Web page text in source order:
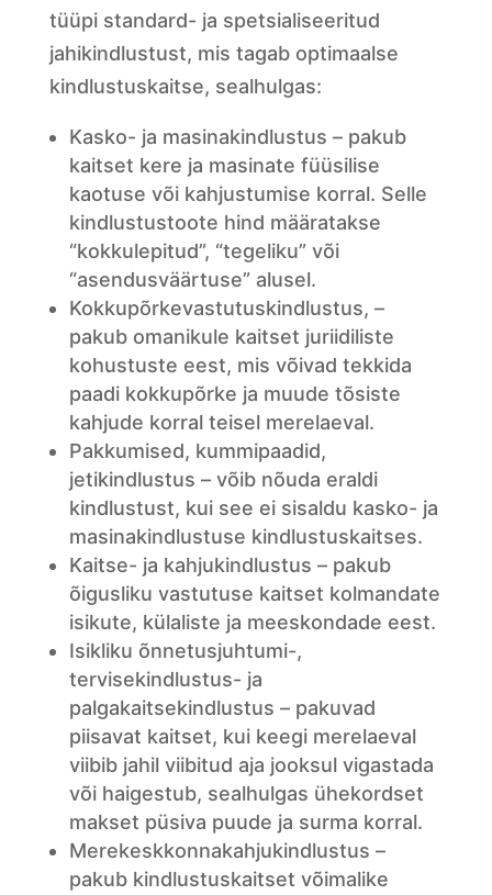
tüüpi standard- ja spetsialiseeritud
jahikindlustust, mis tagab optimaalse
kindlustuskaitse, sealhulgas:
Kasko- ja masinakindlustus – pakub
kaitset kere ja masinate füüsilise
kaotuse või kahjustumise korral. Selle
kindlustustoote hind määratakse
“kokkulepitud”, “tegeliku” või
“asendusväärtuse” alusel.
Kokkupõrkevastutuskindlustus, –
pakub omanikule kaitset juriidiliste
kohustuste eest, mis võivad tekkida
paadi kokkupõrke ja muude tõsiste
kahjude korral teisel merelaeval.
Pakkumised, kummipaadid,
jetikindlustus – võib nõuda eraldi
kindlustust, kui see ei sisaldu kasko- ja
masinakindlustuse kindlustuskaitses.
Kaitse- ja kahjukindlustus – pakub
õigusliku vastutuse kaitset kolmandate
isikute, külaliste ja meeskondade eest.
Isikliku õnnetusjuhtumi-,
tervisekindlustus- ja
palgakaitsekindlustus – pakuvad
piisavat kaitset, kui keegi merelaeval
viibib jahil viibitud aja jooksul vigastada
või haigestub, sealhulgas ühekordset
makset püsiva puude ja surma korral.
Merekeskkonnakahjukindlustus –
pakub kindlustuskaitset võimalike